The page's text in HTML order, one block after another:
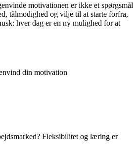
motivationen er ikke et spørgsmål
tålmodighed og vilje til at starte forfra,
hver dag er en ny mulighed for at
din motivation
Fleksibilitet og læring er